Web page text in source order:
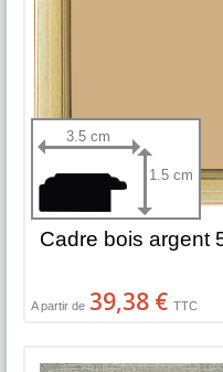
3.5 cm
1.5 cm
Cadre bois argent
A partir de 39,38 € TTC